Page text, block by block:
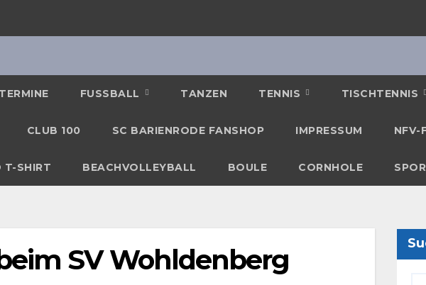
TERMINE FUSSBALL TANZEN TENNIS TISCHTENNIS
CLUB 100 SC BARIENRODE FANSHOP IMPRESSUM NFV-
T-SHIRT BEACHVOLLEYBALL BOULE CORNHOLE
SV Wohldenberg